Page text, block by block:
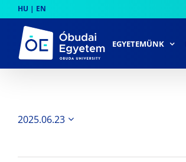
to
content
HU | EN
EGYETEMÜNK
2025.06.23